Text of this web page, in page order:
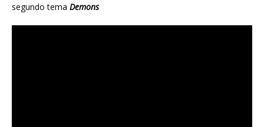
segundo tema Demons